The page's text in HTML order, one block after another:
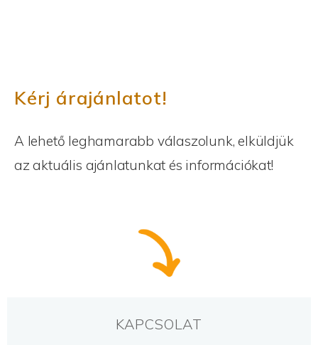
Kérj árajánlatot!
A lehető leghamarabb válaszolunk, elküldjük
az aktuális ajánlatunkat és információkat!
KAPCSOLAT